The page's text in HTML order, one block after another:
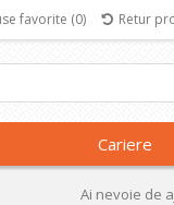
favorite (0) Retur
Cariere
Ai nevoie de